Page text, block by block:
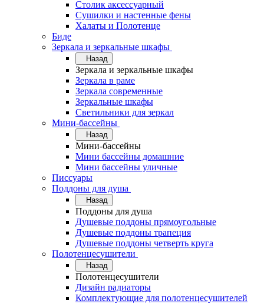
Столик аксессуарный
Сушилки и настенные фены
Халаты и Полотенце
Биде
Зеркала и зеркальные шкафы
Назад
Зеркала и зеркальные шкафы
Зеркала в раме
Зеркала современные
Зеркальные шкафы
Светильники для зеркал
Мини-бассейны
Назад
Мини-бассейны
Мини бассейны домашние
Мини бассейны уличные
Писсуары
Поддоны для душа
Назад
Поддоны для душа
Душевые поддоны прямоугольные
Душевые поддоны трапеция
Душевые поддоны четверть круга
Полотенцесушители
Назад
Полотенцесушители
Дизайн радиаторы
Комплектующие для полотенцесушителей